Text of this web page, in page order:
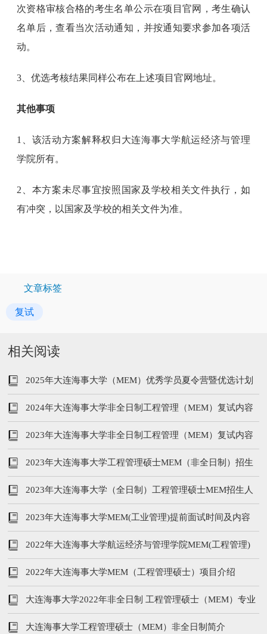
次资格审核合格的考生名单公示在项目官网，考生确认
名单后，查看当次活动通知，并按通知要求参加各项活
动。
3、优选考核结果同样公布在上述项目官网地址。
其他事项
1、该活动方案解释权归大连海事大学航运经济与管理
学院所有。
2、本方案未尽事宜按照国家及学校相关文件执行，如
有冲突，以国家及学校的相关文件为准。
文章标签
复试
相关阅读
2025年大连海事大学（MEM）优秀学员夏令营暨优选计划
2024年大连海事大学非全日制工程管理（MEM）复试内容
及流程
2023年大连海事大学非全日制工程管理（MEM）复试内容
及流程
2023年大连海事大学工程管理硕士MEM（非全日制）招生
人数、学费、复试分数线
2023年大连海事大学（全日制）工程管理硕士MEM招生人
数、学费、复试分数线
2023年大连海事大学MEM(工业管理)提前面试时间及内容
安排
2022年大连海事大学航运经济与管理学院MEM(工程管理)
夏令营暨优选计划
2022年大连海事大学MEM（工程管理硕士）项目介绍
大连海事大学2022年非全日制 工程管理硕士（MEM）专业
学位研究生招生简章
大连海事大学工程管理硕士（MEM）非全日制简介